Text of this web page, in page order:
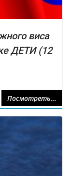
виса
ДЕТИ (12
Посмотреть...